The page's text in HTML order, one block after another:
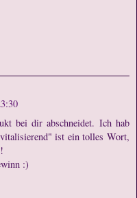
bei dir abschneidet. Ich hab
ist ein tolles Wort,
:)